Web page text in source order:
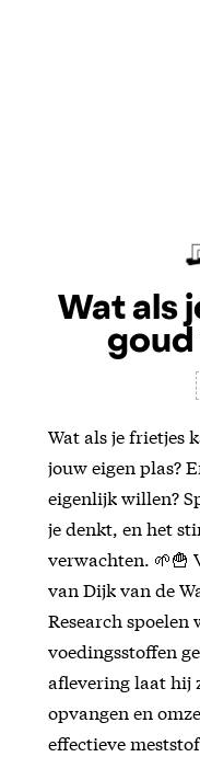
Wat als
goud
Wat als je frietjes
jouw eigen plas?
eigenlijk willen?
je denkt, en het
verwachten. 🌱🍟
van Dijk van de
Research
voedingsstoffen
aflevering laat hij
opvangen en
effectieve